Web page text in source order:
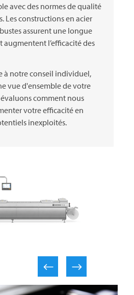
avec des normes de qualité
Les constructions en acier
assurent une longue
augmentent l’efficacité des
à notre conseil individuel,
vue d'ensemble de votre
comment nous
votre efficacité en
inexploités.